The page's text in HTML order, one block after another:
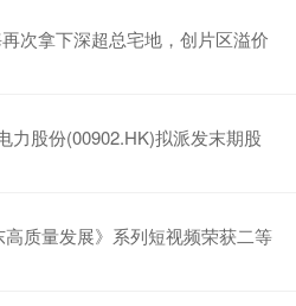
次拿下深超总宅地，创片区溢价
力股份(00902.HK)拟派发末期股
质量发展》系列短视频荣获二等